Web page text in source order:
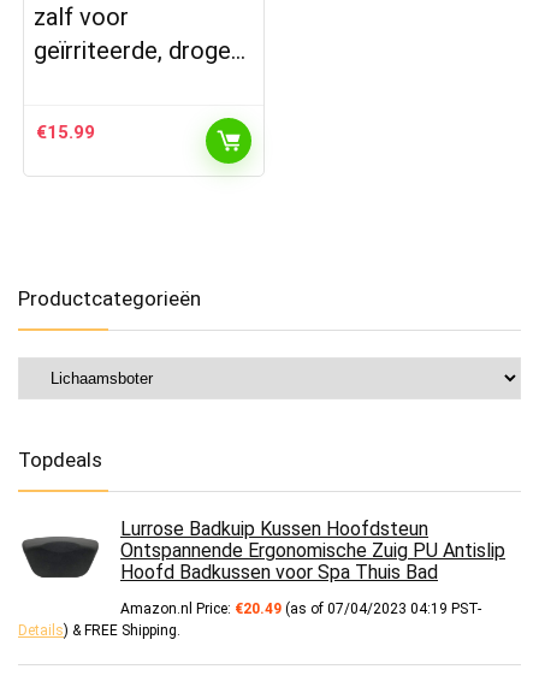
zalf voor
geïrriteerde, droge…
€15.99
Productcategorieën
Topdeals
Lurrose Badkuip Kussen Hoofdsteun
Ontspannende Ergonomische Zuig PU Antislip
Hoofd Badkussen voor Spa Thuis Bad
Amazon.nl Price: €20.49 (as of 07/04/2023 04:19 PST-
Details) & FREE Shipping.